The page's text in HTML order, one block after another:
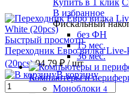
Купить в 1 клик
В избранное
Фискальный
без ФН
15 мес.
36 мес.
Компьютеры и
Моноблоки 4
Быстрый просмотр
Переходник Евро вилка
(20pcs) 94.79 ₽/ шт
В корзину